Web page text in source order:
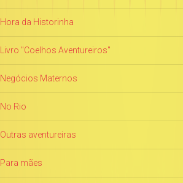
Hora da Historinha
Livro "Coelhos Aventureiros"
Negócios Maternos
No Rio
Outras aventureiras
Para mães